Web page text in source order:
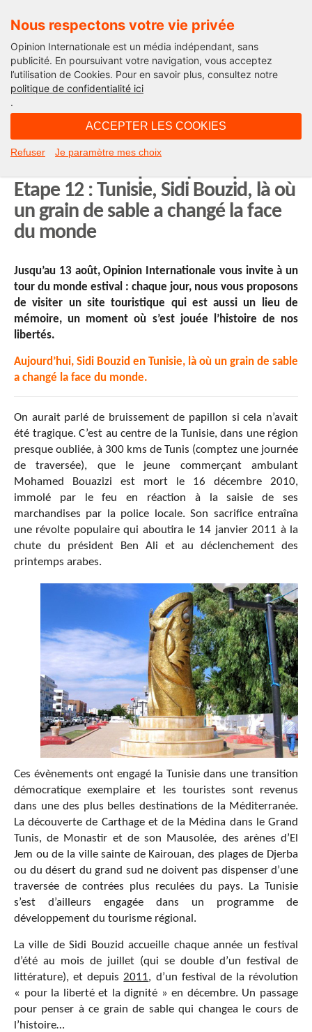
Nous respectons votre vie privée
Opinion Internationale est un média indépendant, sans
publicité. En poursuivant votre navigation, vous acceptez
l’utilisation de Cookies. Pour en savoir plus, consultez notre
politique de confidentialité ici
.
ACCEPTER LES COOKIES
Refuser Je paramètre mes choix
Opinion Afriques
Notre série d’été : un tour du
Etape 12 : Tunisie, Sidi Bouzid, là où
un grain de sable a changé la face
du monde
Jusqu’au 13 août, Opinion Internationale vous invite à un
tour du monde estival : chaque jour, nous vous proposons
de visiter un site touristique qui est aussi un lieu de
mémoire, un moment où s’est jouée l’histoire de nos
libertés.
Aujourd’hui, Sidi Bouzid en Tunisie, là où un grain de sable
a changé la face du monde.
On aurait parlé de bruissement de papillon si cela n’avait
été tragique. C’est au centre de la Tunisie, dans une région
presque oubliée, à 300 kms de Tunis (comptez une journée
de traversée), que le jeune commerçant ambulant
Mohamed Bouazizi est mort le 16 décembre 2010,
immolé par le feu en réaction à la saisie de ses
marchandises par la police locale. Son sacrifice entraîna
une révolte populaire qui aboutira le 14 janvier 2011 à la
chute du président Ben Ali et au déclenchement des
printemps arabes.
Ces évènements ont engagé la Tunisie dans une transition
démocratique exemplaire et les touristes sont revenus
dans une des plus belles destinations de la Méditerranée.
La découverte de Carthage et de la Médina dans le Grand
Tunis, de Monastir et de son Mausolée, des arènes d’El
Jem ou de la ville sainte de Kairouan, des plages de Djerba
ou du désert du grand sud ne doivent pas dispenser d’une
traversée de contrées plus reculées du pays. La Tunisie
s’est d’ailleurs engagée dans un programme de
développement du tourisme régional.
La ville de Sidi Bouzid accueille chaque année un festival
d’été au mois de juillet (qui se double d’un festival de
littérature), et depuis2011, d’un festival de la révolution
« pour la liberté et la dignité » en décembre. Un passage
pour penser à ce grain de sable qui changea le cours de
l’histoire…